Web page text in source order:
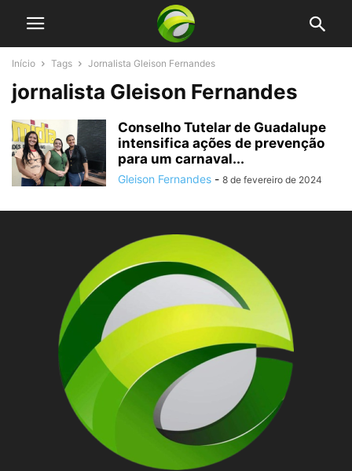
Início Tags Jornalista Gleison Fernandes
jornalista Gleison Fernandes
Conselho Tutelar de Guadalupe
intensifica ações de prevenção
para um carnaval...
Gleison Fernandes - 8 de fevereiro de 2024